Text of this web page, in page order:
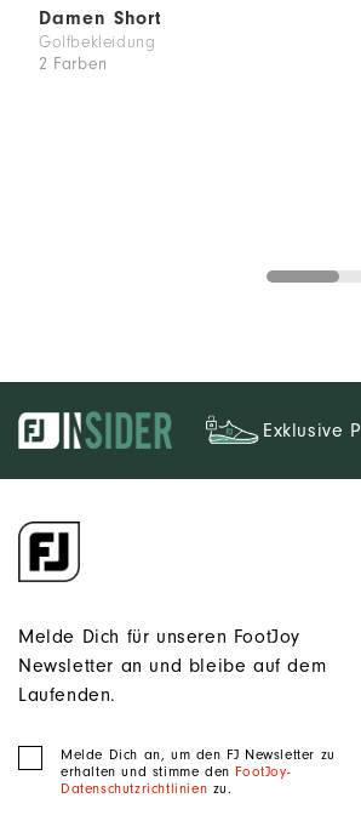
Damen Short
Golfbekleidung
2 Farben
Exklusive
Melde Dich für unseren FootJoy
Newsletter an und bleibe auf dem
Laufenden.
Melde Dich an, um den FJ Newsletter zu
erhalten und stimme den FootJoy-
Datenschutzrichtlinien zu.